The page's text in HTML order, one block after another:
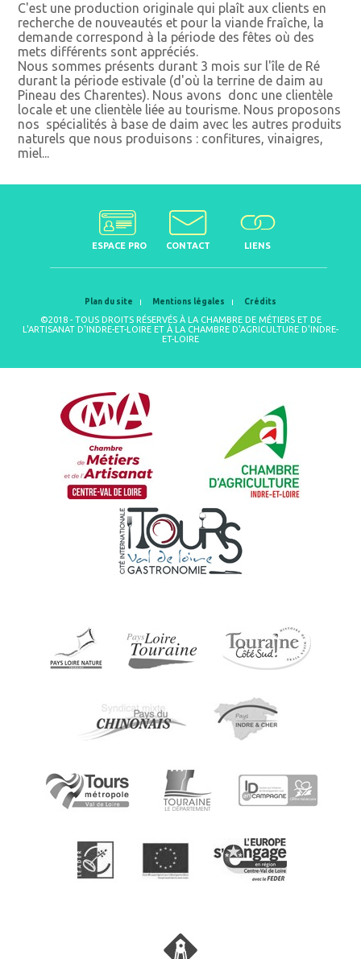
C'est une production originale qui plaît aux clients en
recherche de nouveautés et pour la viande fraîche, la
demande correspond à la période des fêtes où des
mets différents sont appréciés.
Nous sommes présents durant 3 mois sur l'île de Ré
durant la période estivale (d'où la terrine de daim au
Pineau des Charentes). Nous avons donc une clientèle
locale et une clientèle liée au tourisme. Nous proposons
nos spécialités à base de daim avec les autres produits
naturels que nous produisons : confitures, vinaigres,
miel...
ESPACE PRO CONTACT LIENS
Plan du site Mentions légales Crédits
©2018 - TOUS DROITS RÉSERVÉS À LA CHAMBRE DE MÉTIERS ET DE
L'ARTISANAT D'INDRE-ET-LOIRE ET À LA CHAMBRE D'AGRICULTURE D'INDRE-
ET-LOIRE